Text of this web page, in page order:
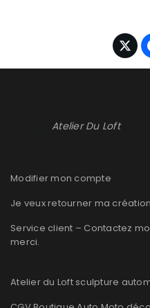
Atelier Du Loft
Modifier mon compte
Je veux retourner ma
Service client – Contactez
merci.
Atelier du Loft sculpture